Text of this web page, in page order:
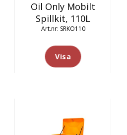
Oil Only Mobilt
Spillkit, 110L
SRKO110
Visa